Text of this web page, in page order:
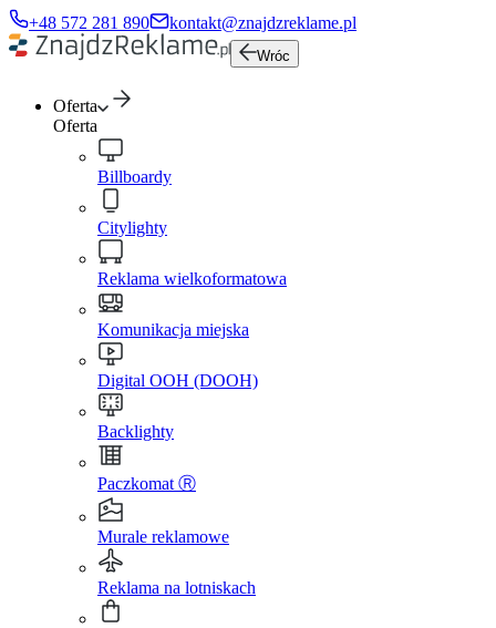
+48 572 281 890 kontakt@znajdzreklame.pl
Wróc
Oferta
Oferta
Billboardy
Citylighty
Reklama wielkoformatowa
Komunikacja miejska
Digital OOH (DOOH)
Backlighty
Paczkomat Ⓡ
Murale reklamowe
Reklama na lotniskach